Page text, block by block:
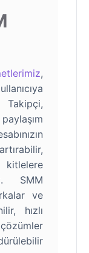
,
Takipçi,
SMM
ve
hızlı